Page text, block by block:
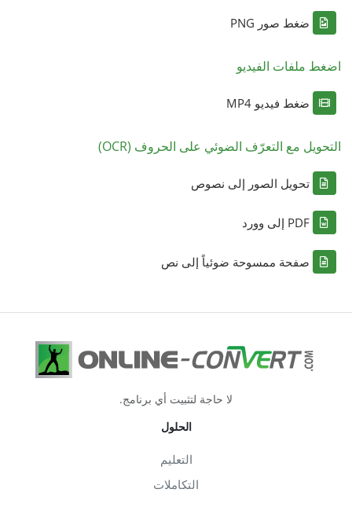
ضغط صور PNG
اضغط ملفات الفيديو
ضغط فيديو MP4
التحويل مع التعرّف الضوئي على الحروف (OCR)
تحويل الصور إلى نصوص
PDF إلى وورد
صفحة ممسوحة ضوئياً إلى نص
لا حاجة لتثبيت أي برنامج.
الحلول
التعليم
التكاملات